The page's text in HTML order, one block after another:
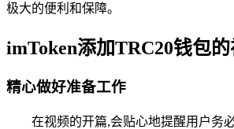
极大的便利和保障。
imToken添加TRC20钱包
精心做好准备工作
在视频的开篇,会贴心地提醒用户务